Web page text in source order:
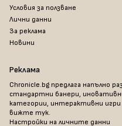
Условия за ползване
Лични данни
За реклама
Новини
Реклама
Chronicle.bg предлага напълно
стандартни банери,
категории, интерактивни
вижте тук.
Настройки на личните данни